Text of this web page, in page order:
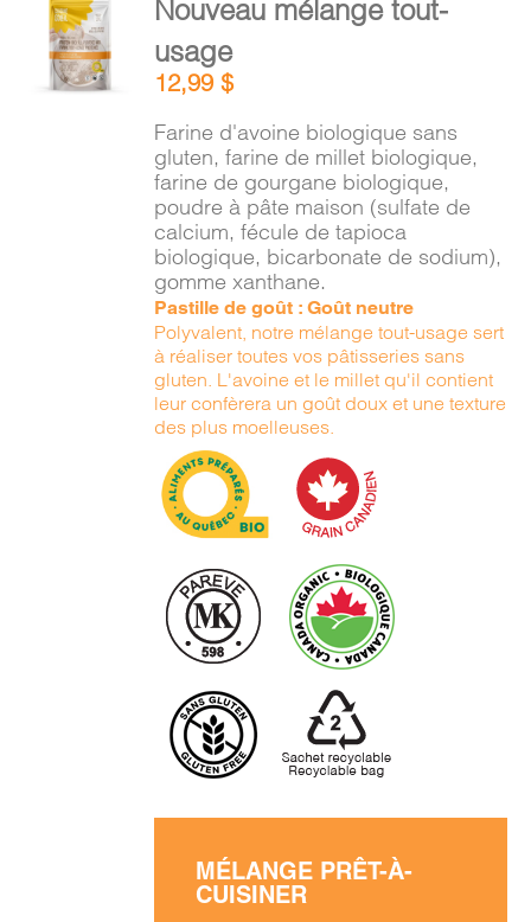
PANIER
AU
PANIER
/
DÉTAILS
Nouveau mélange tout-
usage
12,99$
Farine d'avoine biologique sans
gluten, farine de millet biologique,
farine de gourgane biologique,
poudre à pâte maison (sulfate de
calcium, fécule de tapioca
biologique, bicarbonate de sodium),
gomme xanthane.
Pastille de goût : Goût neutre
Polyvalent, notre mélange tout-usage sert
à réaliser toutes vos pâtisseries sans
gluten. L'avoine et le millet qu'il contient
leur confèrera un goût doux et une texture
des plus moelleuses.
MÉLANGE PRÊT-À-
CUISINER